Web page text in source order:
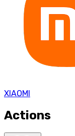
XIAOMI
Actions